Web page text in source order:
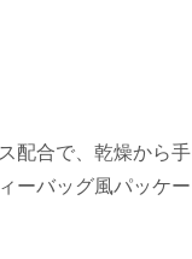
配合で、乾燥から手
ーバッグ風パッケー